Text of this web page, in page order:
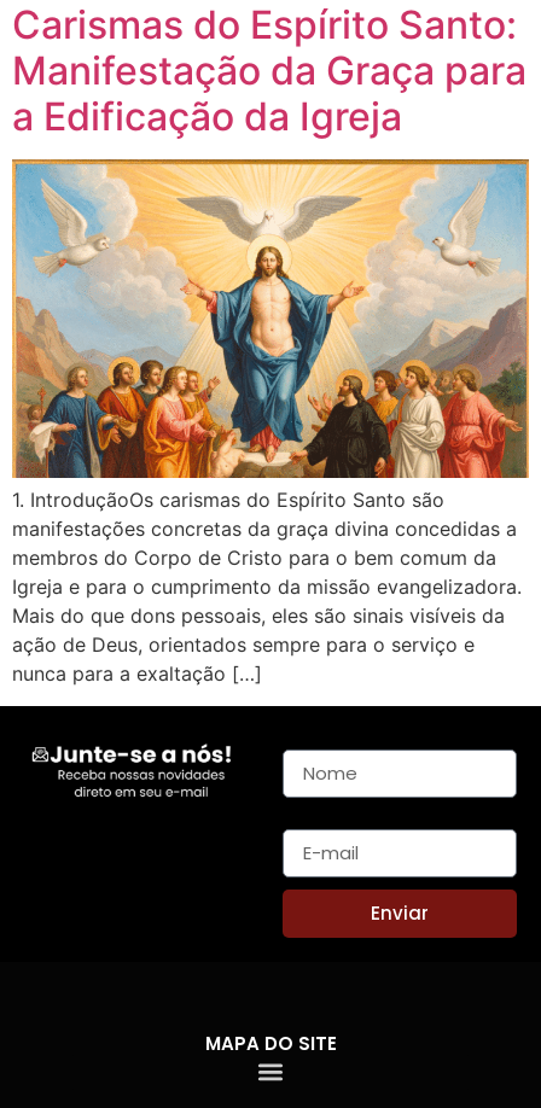
Carismas do Espírito Santo:
Manifestação da Graça para
a Edificação da Igreja
1. IntroduçãoOs carismas do Espírito Santo são
manifestações concretas da graça divina concedidas a
membros do Corpo de Cristo para o bem comum da
Igreja e para o cumprimento da missão evangelizadora.
Mais do que dons pessoais, eles são sinais visíveis da
ação de Deus, orientados sempre para o serviço e
nunca para a exaltação […]
Enviar
MAPA DO SITE